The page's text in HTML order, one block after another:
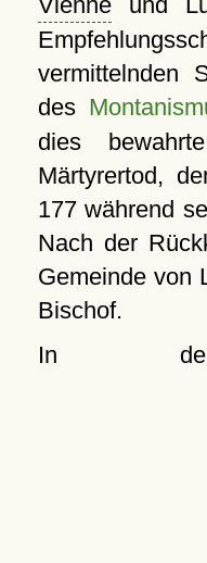
vermittelnden
des
dies
Märtyrertod,
177 während
Nach der
Gemeinde von
Bischof.
In